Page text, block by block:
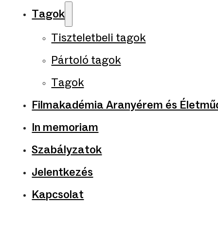
Tagok
Tiszteletbeli tagok
Pártoló tagok
Tagok
Filmakadémia Aranyérem és
In memoriam
Szabályzatok
Jelentkezés
Kapcsolat